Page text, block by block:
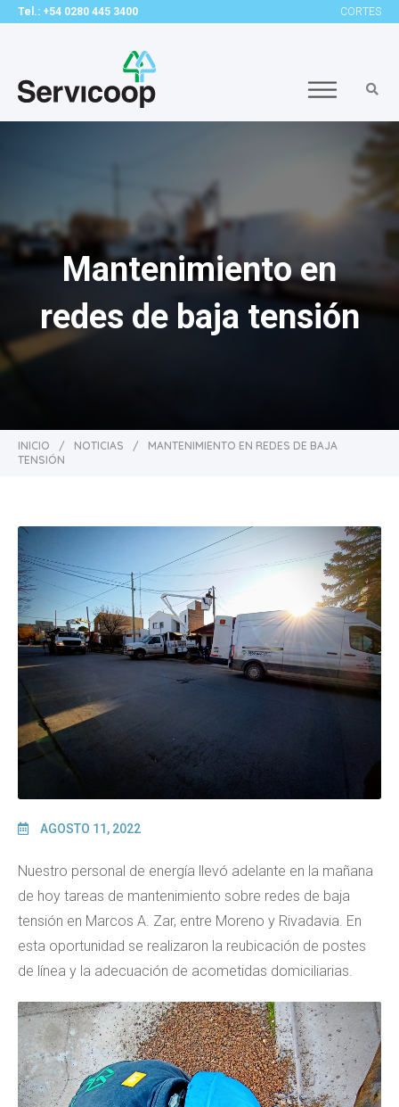
Tel.: +54 0280 445 3400 CORTES
Mantenimiento en
redes de baja tensión
INICIO / NOTICIAS /
MANTENIMIENTO EN REDES DE BAJA
TENSIÓN
AGOSTO 11, 2022
Nuestro personal de energía llevó adelante en la mañana
de hoy tareas de mantenimiento sobre redes de baja
tensión en Marcos A. Zar, entre Moreno y Rivadavia. En
esta oportunidad se realizaron la reubicación de postes
de línea y la adecuación de acometidas domiciliarias.